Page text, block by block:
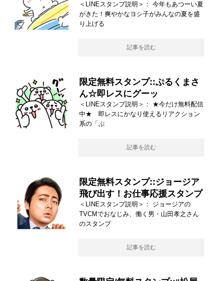
＜LINEスタンプ説明＞： 今年もあつーい夏
がきた！爽やかなヨシ子がみんなの夏を盛
り上げる
記事を読む
限定無料スタンプ::ぷるくまさ
ん☆即レスにグーッ
＜LINEスタンプ説明＞： ★今だけ無料配信
中★ 即レスにかなり使えるリアクション
系の「ぷ
記事を読む
限定無料スタンプ::ジョージア
飛び出す！お仕事応援スタンプ
＜LINEスタンプ説明＞： ジョージアの
TVCMでおなじみ、働く男・山田孝之さん
のスタンプ
記事を読む